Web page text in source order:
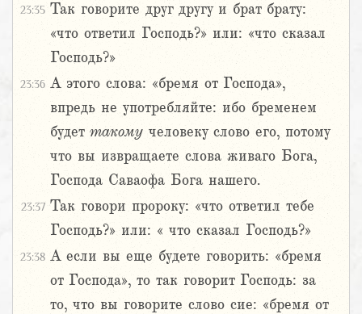
23:35 Так говорите друг другу и брат брату:
«что ответил Господь?» или: «что сказал
Господь?»
23:36 А этого слова: «бремя от Господа»,
впредь не употребляйте: ибо бременем
будет такому человеку слово его, потому
что вы извращаете слова живаго Бога,
Господа Саваофа Бога нашего.
23:37 Так говори пророку: «что ответил тебе
Господь?» или: « что сказал Господь?»
23:38 А если вы еще будете говорить: «бремя
от Господа», то так говорит Господь: за
то, что вы говорите слово сие: «бремя от